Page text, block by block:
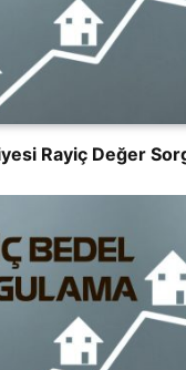
Rayiç Değer